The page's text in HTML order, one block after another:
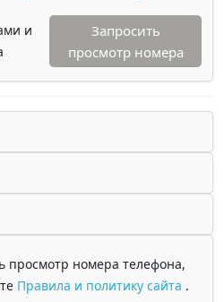
и
Запросить
просмотр номера
просмотр номера телефона,
Правила и политику сайта .